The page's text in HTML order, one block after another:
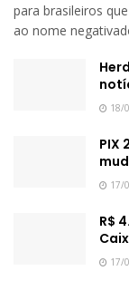
para brasileiros
ao nome
18/
PIX
17/
R$
17/